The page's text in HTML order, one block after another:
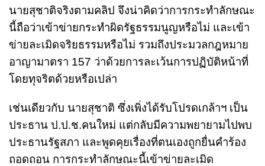
นายสุชาติจริงตามคลิป จึงน่าคิดว่าการกระทำลักษณะ
นี้ถือว่าเข้าข่ายกระทำผิดรัฐธรรมนูญหรือไม่ และเข้า
ข่ายละเมิดจริยธรรมหรือไม่ รวมถึงประมวลกฎหมาย
อาญามาตรา 157 ว่าด้วยการละเว้นการปฏิบัติหน้าที่
โดยทุจริตด้วยหรือเปล่า
เช่นเดียวกับ นายสุชาติ ซึ่งเพิ่งได้รับโปรดเกล้าฯ เป็น
ประธาน ป.ป.ช.คนใหม่ แต่กลับมีความพยายามไปพบ
ประธานรัฐสภา และพูดคุยเรื่องที่ตนเองถูกยื่นคำร้อง
ถอดถอน การกระทำลักษณะนี้เข้าข่ายละเมิด